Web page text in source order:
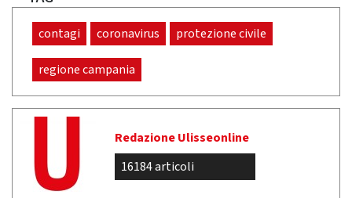
contagi coronavirus protezione civile
regione campania
Redazione Ulisseonline
16184 articoli